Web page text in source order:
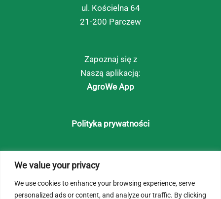
We value your privacy
We use cookies to enhance your browsing experience, serve
personalized ads or content, and analyze our traffic. By clicking
ul. Kościelna 64
21-200 Parczew
Zapoznaj się z
Naszą aplikacją:
AgroWe App
Polityka prywatności
Strona główna
O Nas
Klaster